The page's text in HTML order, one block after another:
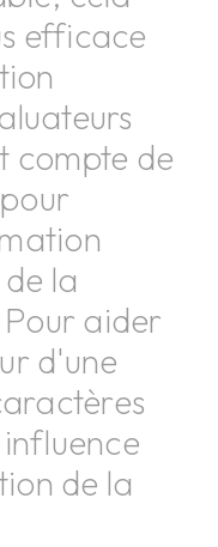
efficace
compte de
la
aider
d'une
de la